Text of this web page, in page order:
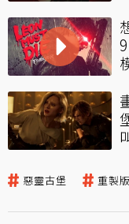
惡靈古堡 重製版